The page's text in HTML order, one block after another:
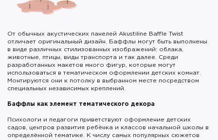
От обычных акустических панелей Akustiline Baffle Twist
отличает оригинальный дизайн. Баффлы могут быть выполнены
в виде различных стилизованных изображений: облака,
животные, птицы, виды транспорта и так далее. Среди
разработанных макетов много фигур, которые могут
использоваться в тематическом оформлении детских комнат.
Монтируются они к потолку в выбранном месте посредством
специальных независимых креплений.
Баффлы как элемент тематического декора
Психологи и педагоги приветствуют оформление детских
садов, центров развития ребёнка и классов начальной школы в
определённой тематике. К числу самых популярных сюжетов